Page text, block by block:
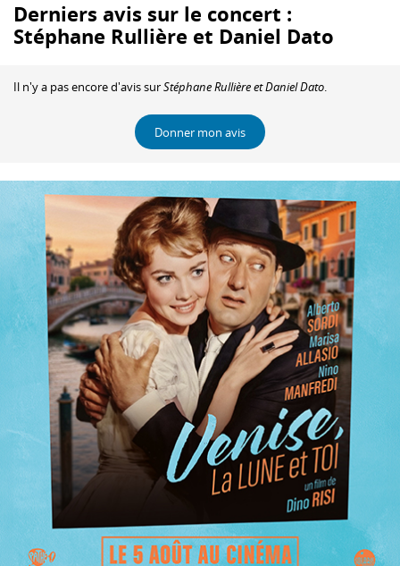
Derniers avis sur le concert :
Stéphane Rullière et Daniel Dato
Il n'y a pas encore d'avis surStéphane Rullière et Daniel Dato.
Donner mon avis